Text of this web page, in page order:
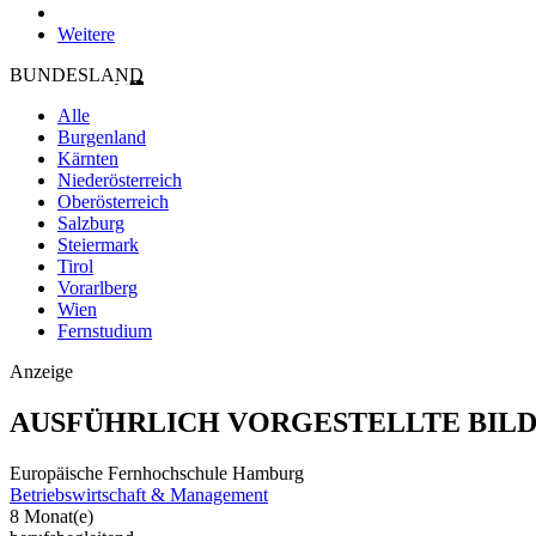
Weitere
BUNDESLAND
Alle
Burgenland
Kärnten
Niederösterreich
Oberösterreich
Salzburg
Steiermark
Tirol
Vorarlberg
Wien
Fernstudium
Anzeige
AUSFÜHRLICH VORGESTELLTE
Europäische Fernhochschule Hamburg
Betriebswirtschaft & Management
8 Monat(e)